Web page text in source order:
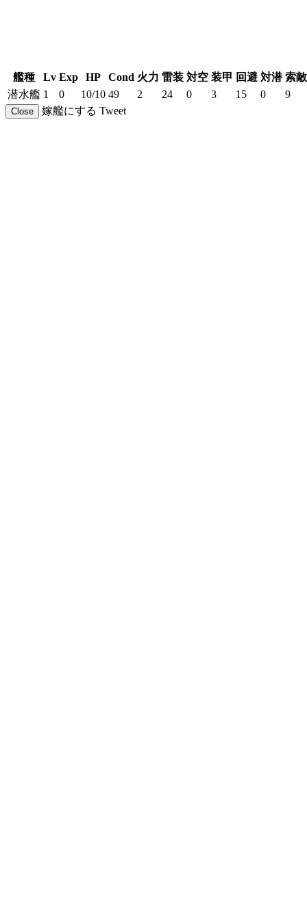
艦種 Lv Exp HP Cond 火力 雷装 対空 装甲 回避 対潜 索敵
潜水艦 1 0 10/10 49 2 24 0 3 15 0 9
Close 嫁艦にする Tweet